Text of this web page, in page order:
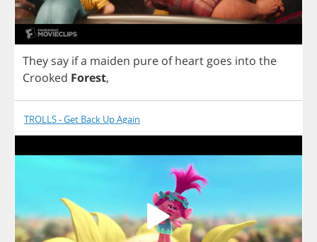
They say ifa maiden pure of heart goes into the
Crooked Forest,
TROLLS - Get Back Up Again